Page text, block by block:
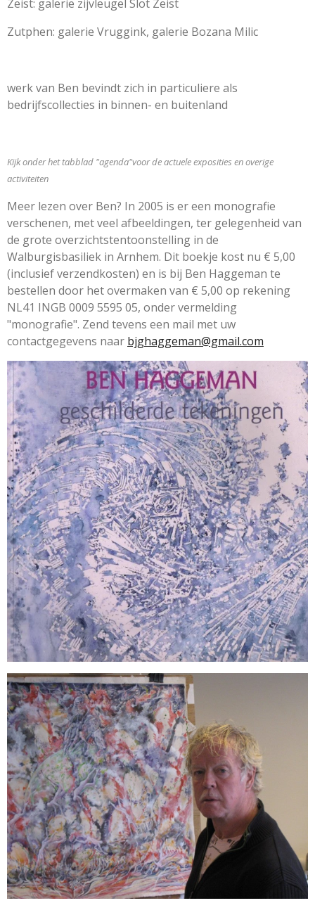
Zeist: galerie zijvleugel Slot Zeist
Zutphen: galerie Vruggink, galerie Bozana Milic
werk van Ben bevindt zich in particuliere als
bedrijfscollecties in binnen- en buitenland
Kijk onder het tabblad "agenda"voor de actuele exposities en overige
activiteiten
Meer lezen over Ben? In 2005 is er een monografie
verschenen, met veel afbeeldingen, ter gelegenheid van
de grote overzichtstentoonstelling in de
Walburgisbasiliek in Arnhem. Dit boekje kost nu € 5,00
(inclusief verzendkosten) en is bij Ben Haggeman te
bestellen door het overmaken van € 5,00 op rekening
NL41 INGB 0009 5595 05, onder vermelding
"monografie". Zend tevens een mail met uw
contactgegevens naar bjghaggeman@gmail.com